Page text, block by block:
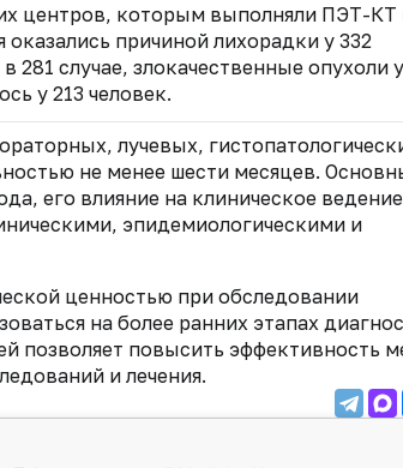
центров, которым выполняли ПЭТ-КТ
причиной лихорадки у 332
случае, злокачественные опухоли
у 213 человек.
лучевых,
не менее шести месяцев.
его влияние на клиническое ведение
эпидемиологическими и
ценностью при обследовании
на более ранних этапах
позволяет повысить эффективность
и лечения.